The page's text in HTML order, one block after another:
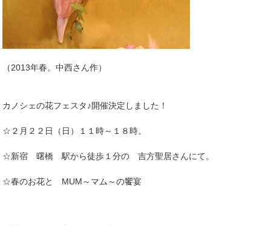
（2013年春。中西さん作）
カノシェの花フェスタ♪開催決定しました！
☆２月２２日（日）１１時～１８時。
☆新宿 曙橋 駅から徒歩１分の 吉方聖居さんにて。
☆春のお花と MUM～マム～の饗宴